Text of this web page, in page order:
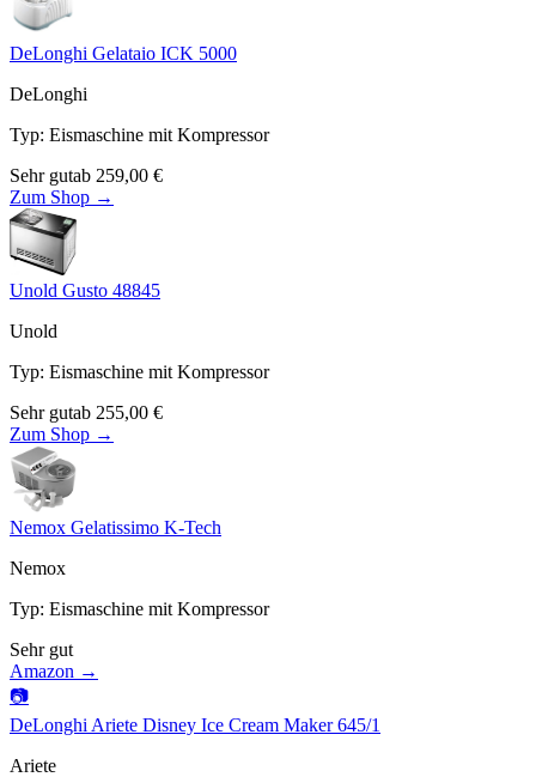
DeLonghi Gelataio ICK 5000
DeLonghi
Typ: Eismaschine mit Kompressor
Sehr gutab 259,00 €
Zum Shop →
Unold Gusto 48845
Unold
Typ: Eismaschine mit Kompressor
Sehr gutab 255,00 €
Zum Shop →
Nemox Gelatissimo K-Tech
Nemox
Typ: Eismaschine mit Kompressor
Sehr gut
Amazon →
📷
DeLonghi Ariete Disney Ice Cream Maker 645/1
Ariete